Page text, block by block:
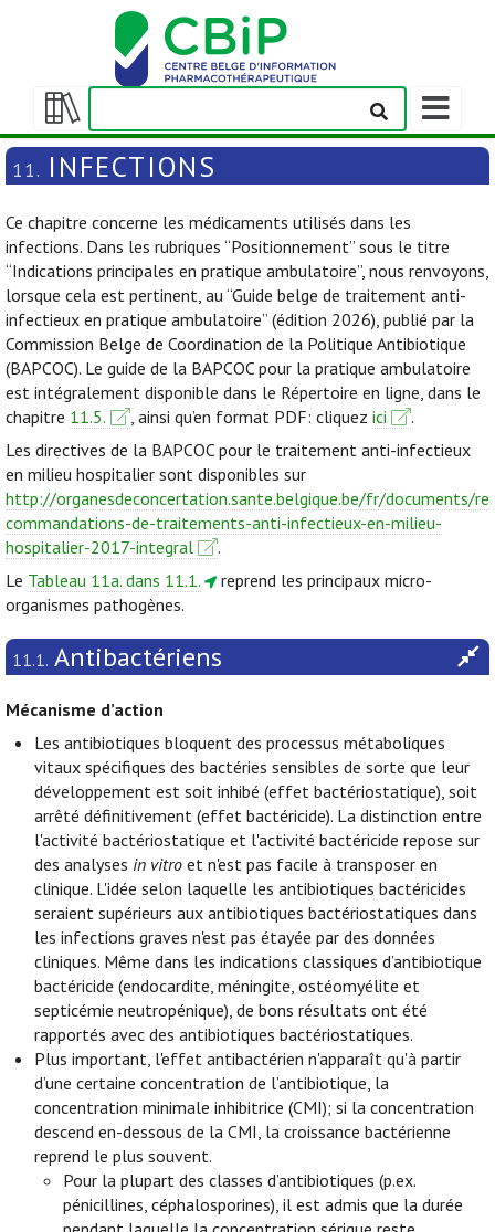
Afficher/masquer
la
table
matières
Afficher/
la
barre
navigation
11. INFECTIONS
Ce chapitre concerne les médicaments utilisés dans les
infections. Dans les rubriques “Positionnement” sous le titre
“Indications principales en pratique ambulatoire”, nous renvoyons,
lorsque cela est pertinent, au “Guide belge de traitement anti-
infectieux en pratique ambulatoire” (édition 2026), publié par la
Commission Belge de Coordination de la Politique Antibiotique
(BAPCOC). Le guide de la BAPCOC pour la pratique ambulatoire
est intégralement disponible dans le Répertoire en ligne, dans le
chapitre 11.5. , ainsi qu’en format PDF: cliquez ici
.
Les directives de la BAPCOC pour le traitement anti-infectieux
en milieu hospitalier sont disponibles sur
http://organesdeconcertation.sante.belgique.be/fr/documents/re
commandations-de-traitements-anti-infectieux-en-milieu-
hospitalier-2017-integral
.
Le Tableau 11a. dans 11.1.
reprend les principaux micro-
organismes pathogènes.
11.1. Antibactériens
Mécanisme d’action
Les antibiotiques bloquent des processus métaboliques
vitaux spécifiques des bactéries sensibles de sorte que leur
développement est soit inhibé (effet bactériostatique), soit
arrêté définitivement (effet bactéricide). La distinction entre
l'activité bactériostatique et l'activité bactéricide repose sur
des analyses in vitro et n'est pas facile à transposer en
clinique. L'idée selon laquelle les antibiotiques bactéricides
seraient supérieurs aux antibiotiques bactériostatiques dans
les infections graves n'est pas étayée par des données
cliniques. Même dans les indications classiques d’antibiotique
bactéricide (endocardite, méningite, ostéomyélite et
septicémie neutropénique), de bons résultats ont été
rapportés avec des antibiotiques bactériostatiques.
Plus important, l'effet antibactérien n'apparaît qu'à partir
d’une certaine concentration de l’antibiotique, la
concentration minimale inhibitrice (CMI); si la concentration
descend en-dessous de la CMI, la croissance bactérienne
reprend le plus souvent.
Pour la plupart des classes d’antibiotiques (p.ex.
pénicillines, céphalosporines), il est admis que la durée